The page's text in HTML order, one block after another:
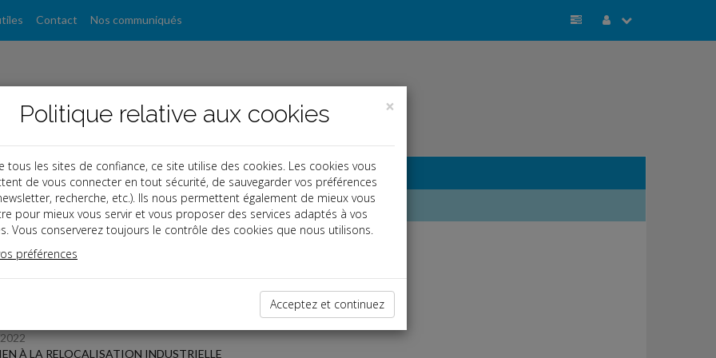
Contact Nos communiqués
dernières dépêches
À LA RELOCALISATION INDUSTRIELLE
×
Politique relative aux cookies
tous les sites de confiance, ce site utilise des cookies. Les cookies vous
de vous connecter en tout sécurité, de sauvegarder vos préférences
recherche, etc.). Ils nous permettent également de mieux vous
pour mieux vous servir et vous proposer des services adaptés à vos
Vous conserverez toujours le contrôle des cookies que nous utilisons.
préférences
Acceptez et continuez